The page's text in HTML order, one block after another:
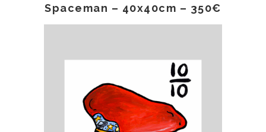
Spaceman – 40x40cm – 350€